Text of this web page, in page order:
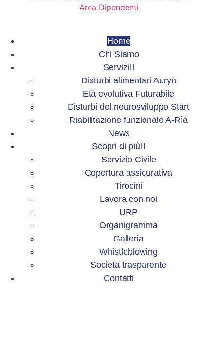
Area Dipendenti
Home
Chi Siamo
Servizi
Disturbi alimentari Auryn
Età evolutiva Futurabile
Disturbi del neurosviluppo Start
Riabilitazione funzionale A-Rìa
News
Scopri di più
Servizio Civile
Copertura assicurativa
Tirocini
Lavora con noi
URP
Organigramma
Galleria
Whistleblowing
Società trasparente
Contatti